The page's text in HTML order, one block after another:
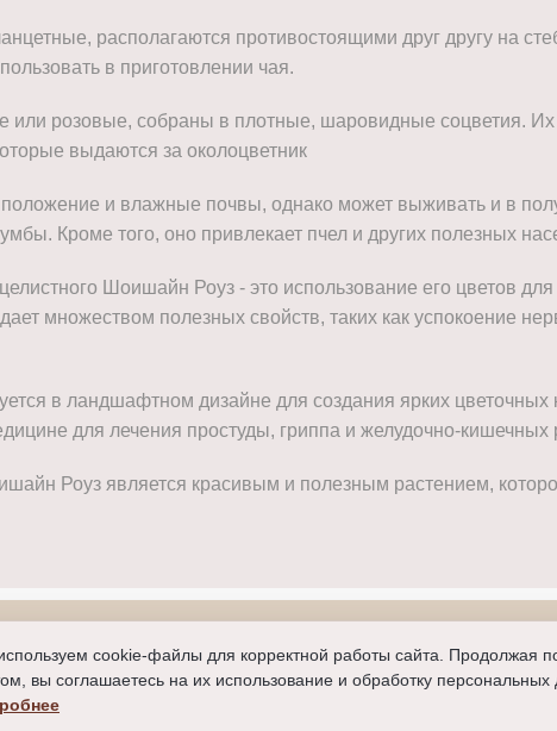
располагаются противостоящими друг другу на
в приготовлении чая.
розовые, собраны в плотные, шаровидные соцветия. Их
выдаются за околоцветник
положение и влажные почвы, однако может выживать и в
Кроме того, оно привлекает пчел и других полезных
Шоишайн Роуз - это использование его цветов
множеством полезных свойств, таких как успокоение
в ландшафтном дизайне для создания ярких
для лечения простуды, гриппа и желудочно-кишечных
Роуз является красивым и полезным растением,
cookie-файлы для корректной работы сайта. Продолжая
вы соглашаетесь на их использование и обработку персональных